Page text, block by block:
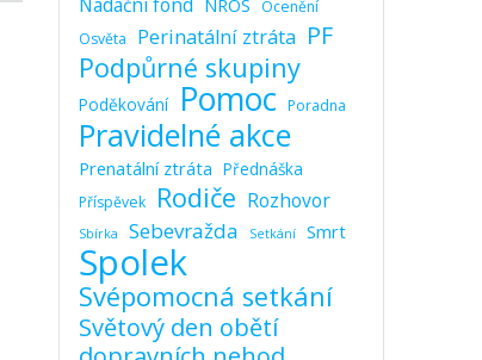
Nadační fond NROS
Ocenění
Osvěta
Perinatální ztráta PF
Podpůrné skupiny
Poděkování Pomoc Poradna
Pravidelné akce
Prenatální ztráta Přednáška
Příspěvek Rodiče Rozhovor
Sbírka Sebevražda Setkání Smrt
Spolek
Svépomocná setkání
Světový den obětí